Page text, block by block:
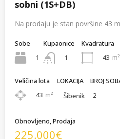
sobni (1S+DB)
Na prodaju je stan površine 43
Sobe
1
Kupaonice
1
Kvadratura
43 m²
Veličina lota
43 m²
LOKACIJA
Šibenik
BROJ
2
Obnovljeno, Prodaja
225.000€